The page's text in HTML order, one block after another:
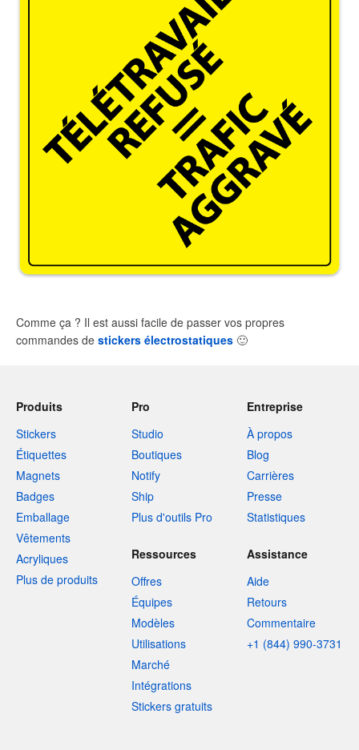
Comme ça ? Il est aussi facile de passer vos propres
commandes de stickers électrostatiques 🙂
Produits
Stickers
Étiquettes
Magnets
Badges
Emballage
Vêtements
Acryliques
Plus de produits
Pro
Studio
Boutiques
Notify
Ship
Plus d'outils Pro
Entreprise
À propos
Blog
Carrières
Presse
Statistiques
Ressources
Offres
Équipes
Modèles
Utilisations
Marché
Intégrations
Stickers gratuits
Assistance
Aide
Retours
Commentaire
+1 (844) 990-3731